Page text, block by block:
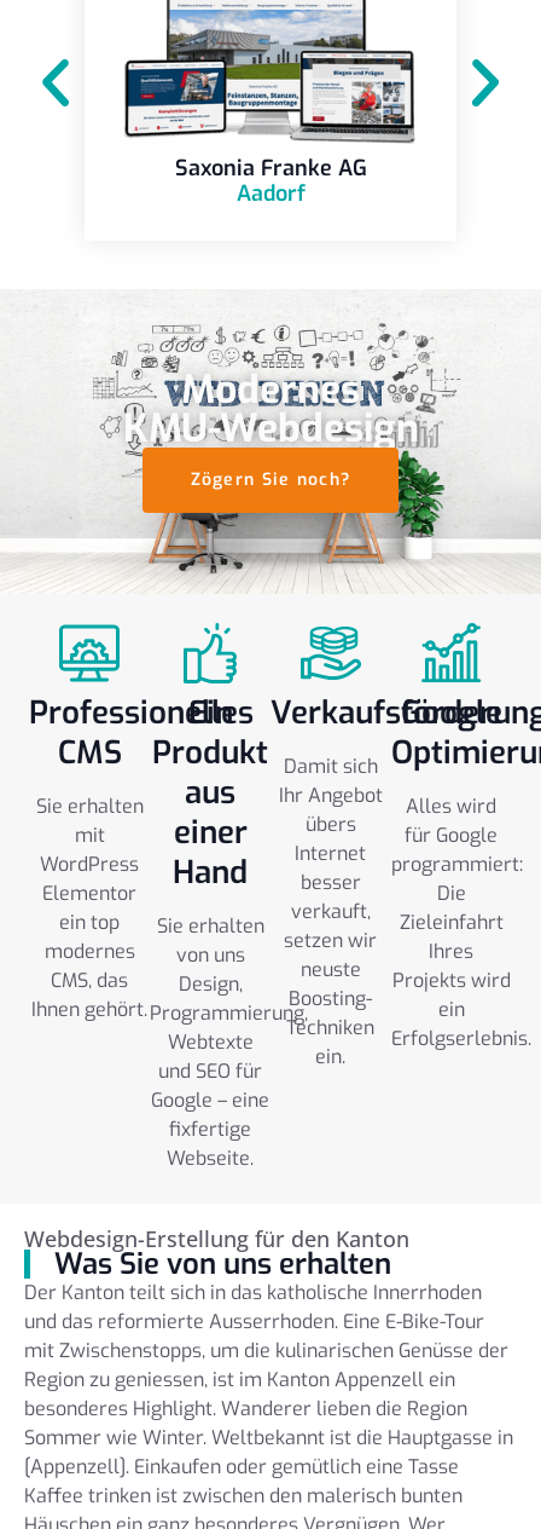
Saxonia Franke AG
Aadorf
Modernes
KMU-Webdesign
Zögern Sie noch?
Professionelles
CMS
Sie erhalten
mit
WordPress
Elementor
ein top
modernes
CMS, das
Ihnen gehört.
Ein
Produkt
aus
einer
Hand
Sie erhalten
von uns
Design,
Programmierung,
Webtexte
und SEO für
Google – eine
fixfertige
Webseite.
Damit sich
Ihr Angebot
übers
Internet
besser
verkauft,
setzen wir
neuste
Boosting-
Techniken
ein.
Google
Alles wird
für Google
programmiert:
Die
Zieleinfahrt
Ihres
Projekts wird
ein
Erfolgserlebnis.
Webdesign-Erstellung für den Kanton
Was Sie von uns erhalten
Der Kanton teilt sich in das katholische Innerrhoden
und das reformierte Ausserrhoden. Eine E-Bike-Tour
mit Zwischenstopps, um die kulinarischen Genüsse der
Region zu geniessen, ist im Kanton Appenzell ein
besonderes Highlight. Wanderer lieben die Region
Sommer wie Winter. Weltbekannt ist die Hauptgasse in
[Appenzell]. Einkaufen oder gemütlich eine Tasse
Kaffee trinken ist zwischen den malerisch bunten